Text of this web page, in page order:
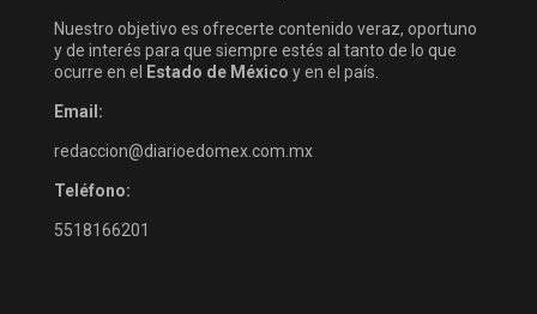
Nuestro objetivo es ofrecerte contenido veraz, oportuno
y de interés para que siempre estés al tanto de lo que
ocurre en el
Estado de México y en el país.
Email:
redaccion@diarioedomex.com.mx
Teléfono:
5518166201